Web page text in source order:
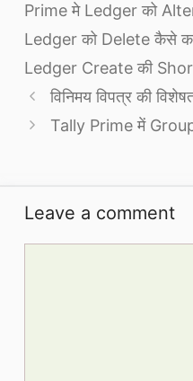
Prime मे Ledger को
Ledger को Delete कैसे
Ledger Create की
विनिमय विपत्र की
Tally Prime में
Leave a comment